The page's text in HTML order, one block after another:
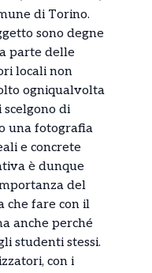
di Torino.
sono degne
parte delle
locali non
ogniqualvolta
di
una fotografia
e concrete
è dunque
del
che fare con il
anche perché
studenti stessi.
con i